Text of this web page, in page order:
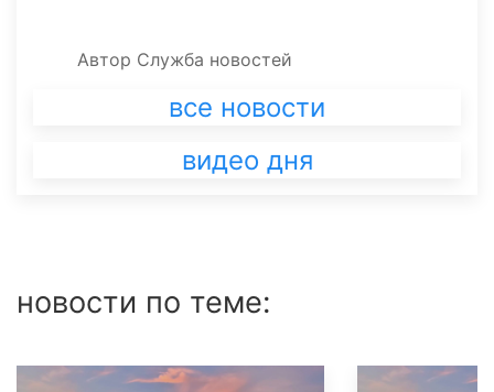
Автор Служба новостей
все новости
видео дня
новости по теме: